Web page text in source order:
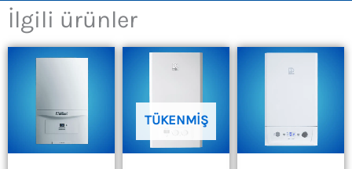
İlgili ürünler
TÜKENMIŞ